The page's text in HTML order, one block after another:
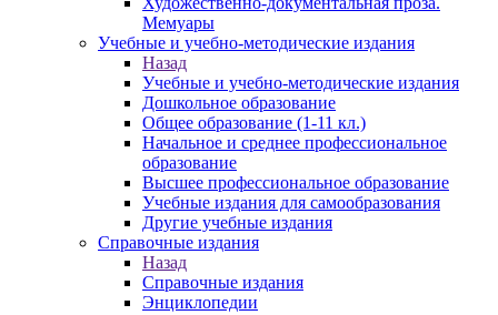
Мемуары
Учебные и учебно-методические издания
Назад
Учебные и учебно-методические издания
Дошкольное образование
Общее образование (1-11 кл.)
Начальное и среднее профессиональное
образование
Высшее профессиональное образование
Учебные издания для самообразования
Другие учебные издания
Справочные издания
Назад
Справочные издания
Энциклопедии